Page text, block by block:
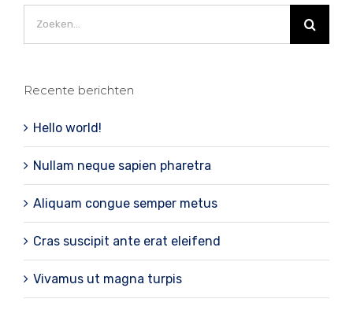
Recente berichten
Hello world!
Nullam neque sapien pharetra
Aliquam congue semper metus
Cras suscipit ante erat eleifend
Vivamus ut magna turpis